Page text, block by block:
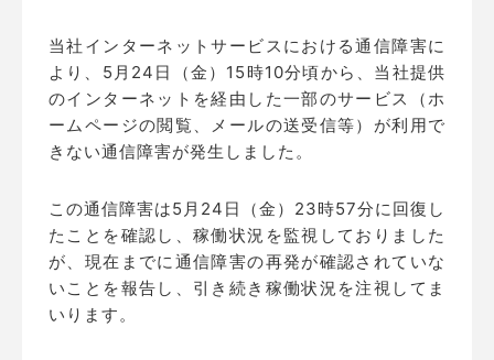
当社インターネットサービスにおける通信障害に
より、5月24日（金）15時10分頃から、当社提供
のインターネットを経由した一部のサービス（ホ
ームページの閲覧、メールの送受信等）が利用で
きない通信障害が発生しました。
この通信障害は5月24日（金）23時57分に回復し
たことを確認し、稼働状況を監視しておりました
が、現在までに通信障害の再発が確認されていな
いことを報告し、引き続き稼働状況を注視してま
いります。